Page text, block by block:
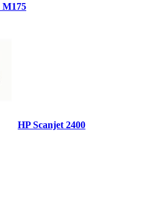
M175
HP Scanjet 2400